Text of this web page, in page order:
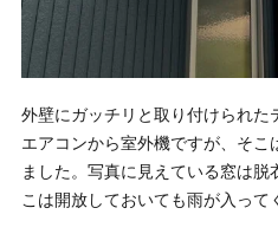
外壁にガッチリと取り付けられた
エアコンから室外機ですが、そこ
ました。写真に見えている窓は脱
こは開放しておいても雨が入って